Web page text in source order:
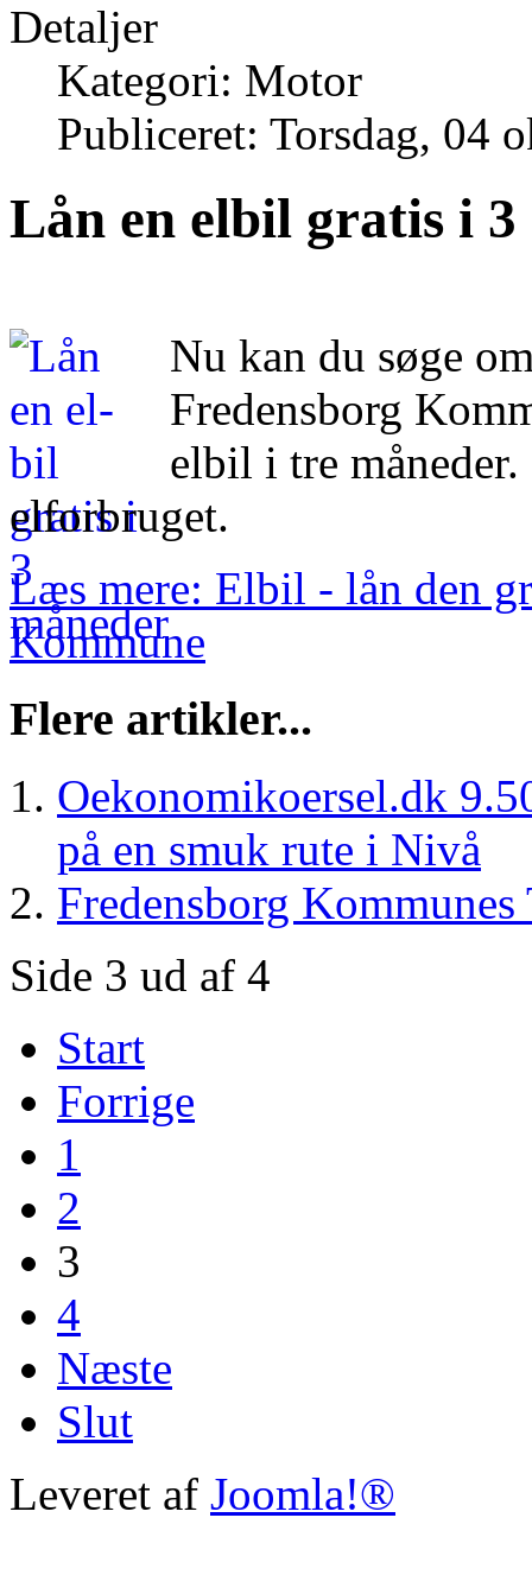
Detaljer
Kategori: Motor
Publiceret: Torsdag, 04
Lån en elbil gratis i 3
Nu kan du søge
Fredensborg
elbil i tre måneder.
elforbruget.
Læs mere: Elbil - lån den
Kommune
Flere artikler...
Oekonomikoersel.dk
på en smuk rute i Nivå
Fredensborg
Side 3 ud af 4
Start
Forrige
1
2
3
4
Næste
Slut
Leveret af Joomla!®